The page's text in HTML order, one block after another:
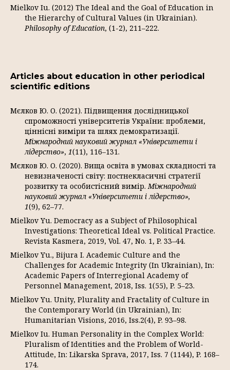
Mielkov Iu. (2012) The Ideal and the Goal of Education in
the Hierarchy of Cultural Values (in Ukrainian).
Philosophy of Education, (1-2), 211–222.
Articles about education in other periodical
scientific editions
Мєлков Ю. О. (2021). Підвищення дослідницької
спроможності університетів України: проблеми,
ціннісні виміри та шлях демократизації.
Міжнародний науковий журнал «Університети і
лідерство», 1(11), 116–131.
Мєлков Ю. О. (2020). Вища освіта в умовах складності та
невизначеності світу: постнекласичні стратегії
розвитку та особистісний вимір.Міжнародний
науковий журнал «Університети і лідерство»,
1(9), 62–77.
Mielkov Yu. Democracy as a Subject of Philosophical
Investigations: Theoretical Ideal vs. Political Practice.
Revista Kasmera, 2019, Vol. 47, No. 1, P. 33–44.
Mielkov Yu., Bijura I. Academic Culture and the
Challenges for Academic Integrity (In Ukrainian), In:
Academic Papers of Interregional Academy of
Personnel Management, 2018, Iss. 1(55), P. 5–23.
Mielkov Yu. Unity, Plurality and Fractality of Culture in
the Contemporary World (in Ukrainian), In:
Humanitarian Visions, 2016, Iss.2(4), P. 93–98.
Mielkov Iu. Human Personality in the Complex World:
Pluralism of Identities and the Problem of World-
Attitude, In: Likarska Sprava, 2017, Iss. 7 (1144), P. 168–
174.